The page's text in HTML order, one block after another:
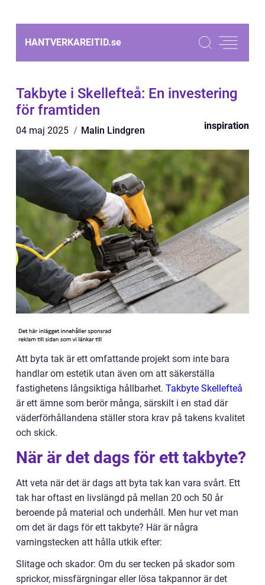
HANTVERKAREITID.se
Takbyte i Skellefteå: En investering
för framtiden
04 maj 2025 Malin Lindgren inspiration
Att byta tak är ett omfattande projekt som inte bara
handlar om estetik utan även om att säkerställa
fastighetens långsiktiga hållbarhet. Takbyte Skellefteå
är ett ämne som berör många, särskilt i en stad där
väderförhållandena ställer stora krav på takens kvalitet
och skick.
När är det dags för ett takbyte?
Att veta när det är dags att byta tak kan vara svårt. Ett
tak har oftast en livslängd på mellan 20 och 50 år
beroende på material och underhåll. Men hur vet man
om det är dags för ett takbyte? Här är några
varningstecken att hålla utkik efter:
Slitage och skador: Om du ser tecken på skador som
sprickor, missfärgningar eller lösa takpannor är det